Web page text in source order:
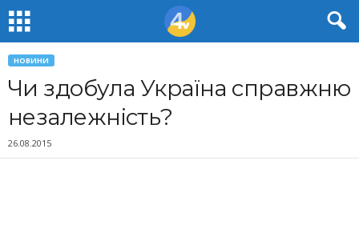
НОВИНИ
Чи здобула Україна справжню
незалежність?
26.08.2015